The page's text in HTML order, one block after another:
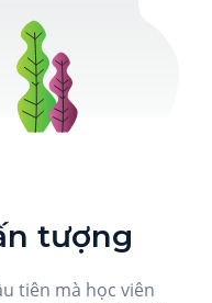
tượng
tiên mà học viên